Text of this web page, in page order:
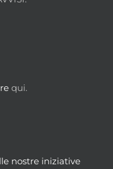
qui.
nostre iniziative